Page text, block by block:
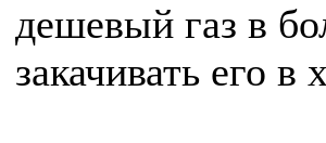
дешевый газ в
закачивать его